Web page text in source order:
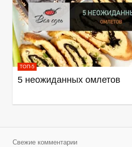
ТОП-5
5 неожиданных омлетов
Свежие комментарии